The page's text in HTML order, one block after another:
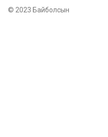
© 2023 Байболсын